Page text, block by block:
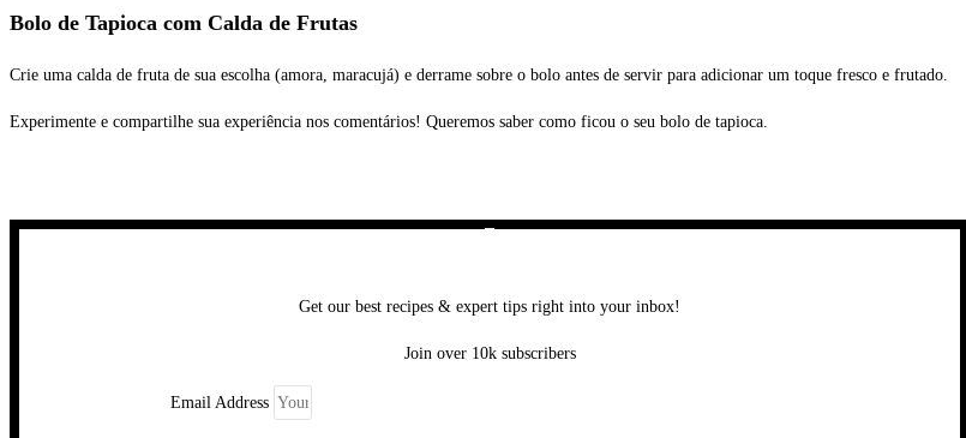
Bolo de Tapioca com Calda de Frutas
Crie uma calda de fruta de sua escolha (amora, maracujá) e derrame sobre o bolo antes de servir para adicionar um toque fresco e frutado.
Experimente e compartilhe sua experiência nos comentários! Queremos saber como ficou o seu bolo de tapioca.
Get our best recipes & expert tips right into your inbox!
Join over 10k subscribers
Email Address